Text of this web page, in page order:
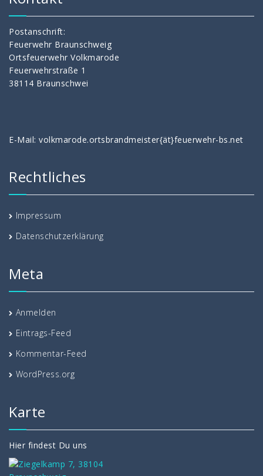
Postanschrift:
Feuerwehr Braunschweig
Ortsfeuerwehr Volkmarode
Feuerwehrstraße 1
38114 Braunschwei
E-Mail: volkmarode.ortsbrandmeister{ät}feuerwehr-bs.net
Rechtliches
Impressum
Datenschutzerklärung
Meta
Anmelden
Eintrags-Feed
Kommentar-Feed
WordPress.org
Karte
Hier findest Du uns